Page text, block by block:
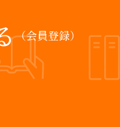
（会員登録）